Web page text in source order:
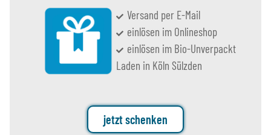
Versand per E-Mail
einlösen im Onlineshop
einlösen im Bio-Unverpackt
Laden in Köln Sülzden
jetzt schenken